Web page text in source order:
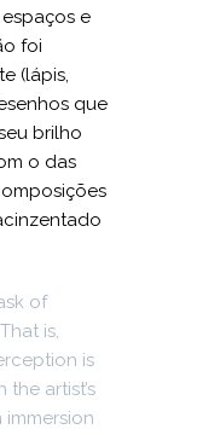
e
foi
(lápis,
que
brilho
o das
of
is,
is
artist’s
immersion